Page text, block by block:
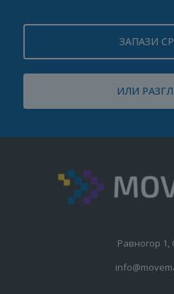
ЗАПАЗИ
ИЛИ
Равногор 1,